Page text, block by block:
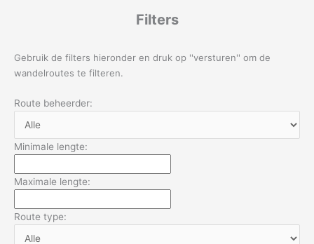
Filters
Gebruik de filters hieronder en druk op ''versturen'' om de
wandelroutes te filteren.
Route beheerder:
Minimale lengte:
Maximale lengte:
Route type: